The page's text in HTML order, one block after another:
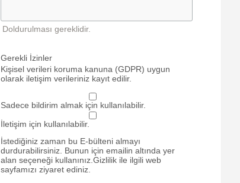
Doldurulması gereklidir.
Gerekli İzinler
Kişisel verileri koruma kanuna (GDPR) uygun
olarak iletişim verileriniz kayıt edilir.
Sadece bildirim almak için kullanılabilir.
İletişim için kullanılabilir.
İstediğiniz zaman bu E-bülteni almayı
durdurabilirsiniz. Bunun için emailin altında yer
alan seçeneği kullanınız.Gizlilik ile ilgili web
sayfamızı ziyaret ediniz.